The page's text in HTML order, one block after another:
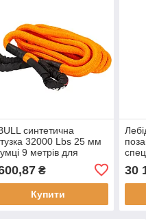
синтетична
32000 Lbs 25 мм
9 метрів для
₴
Купити
12 В
кг
30